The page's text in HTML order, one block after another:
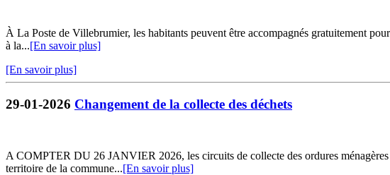
À La Poste de Villebrumier, les habitants peuvent être accompagnés gratuitement
à la...[En savoir plus]
[En savoir plus]
29-01-2026 Changement de la collecte des déchets
A COMPTER DU 26 JANVIER 2026, les circuits de collecte des ordures
territoire de la commune...[En savoir plus]